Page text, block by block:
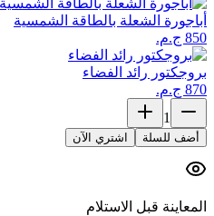
أباجورة الشعلة بالطاقة الشمسية
بروجكتور رائد الفضاء
1
أضف للسلة اشتري الآن
المعاينة قبل الاستلام